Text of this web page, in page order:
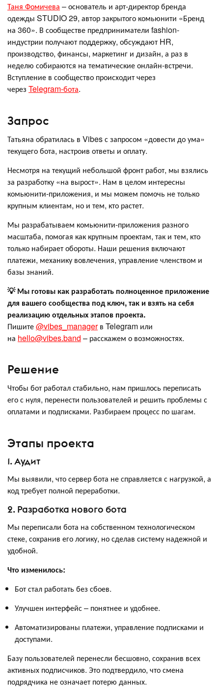
Таня Фомичева – основатель и арт-директор бренда
одежды STUDIO 29, автор закрытого комьюнити «Бренд
на 360». В сообществе предприниматели fashion-
индустрии получают поддержку, обсуждают HR,
производство, финансы, маркетинг и дизайн, а раз в
неделю собираются на тематические онлайн-встречи.
Вступление в сообщество происходит через
через Telegram-бота.
Запрос
Татьяна обратилась в Vibes с запросом «довести до ума»
текущего бота, настроив ответы и оплату.
Несмотря на текущий небольшой фронт работ, мы взялись
за разработку «на вырост». Нам в целом интересны
комьюнити-приложения, и мы можем помочь не только
крупным клиентам, но и тем, кто растет.
Мы разрабатываем комьюнити-приложения разного
масштаба, помогая как крупным проектам, так и тем, кто
только набирает обороты. Наши решения включают
платежи, механику вовлечения, управление членством и
базы знаний.
💡Мы готовы как разработать полноценное приложение
для вашего сообщества под ключ, так и взять на себя
реализацию отдельных этапов проекта.
Пишите@vibes_managerв Telegram или
на hello@vibes.band – расскажем о возможностях.
Решение
Чтобы бот работал стабильно, нам пришлось переписать
его с нуля, перенести пользователей и решить проблемы с
оплатами и подписками. Разбираем процесс по шагам.
Этапы проекта
1. Аудит
Мы выявили, что сервер бота не справляется с нагрузкой, а
код требует полной переработки.
2. Разработка нового бота
Мы переписали бота на собственном технологическом
стеке, сохранив его логику, но сделав систему надежной и
удобной.
Что изменилось:
Бот стал работать без сбоев.
Улучшен интерфейс – понятнее и удобнее.
Автоматизированы платежи, управление подписками и
доступами.
Базу пользователей перенесли бесшовно, сохранив всех
активных подписчиков. Это подтвердило, что смена
подрядчика не означает потерю данных.